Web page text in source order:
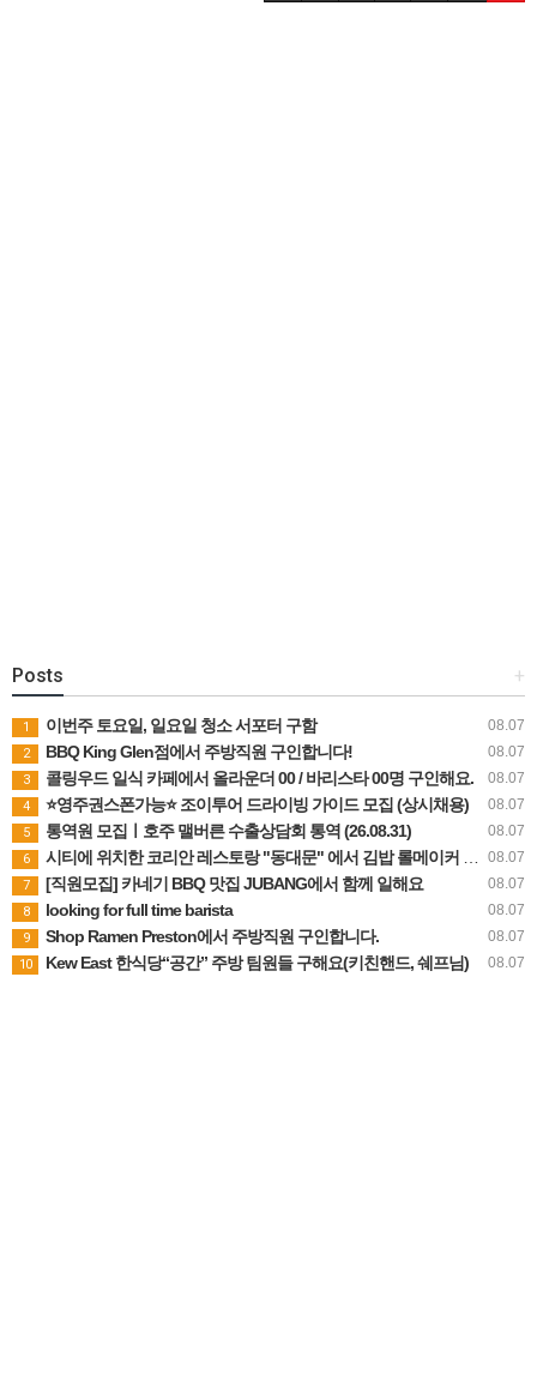
+
Posts
08.07
1 이번주 토요일, 일요일 청소 서포터 구함
08.07
2 BBQ King Glen점에서 주방직원 구인합니다!
08.07
3 콜링우드 일식 카페에서 올라운더 00 / 바리스타 00명 구인해요.
08.07
4 ⭐영주권스폰가능⭐ 조이투어 드라이빙 가이드 모집 (상시채용)
08.07
5 통역원 모집ㅣ호주 맬버른 수출상담회 통역 (26.08.31)
08.07
6 시티에 위치한 코리안 레스토랑 "동대문" 에서 김밥 롤메이커 오픈키친 직원 구합니다 icon dongdaemun 0 72 0 0 Print 글주소 08-07 101.♡.♡.187
08.07
7 [직원모집] 카네기 BBQ 맛집 JUBANG에서 함께 일해요
08.07
8 looking for full time barista
08.07
9 Shop Ramen Preston에서 주방직원 구인합니다.
08.07
10 Kew East 한식당“공간” 주방 팀원들 구해요(키친핸드, 쉐프님)